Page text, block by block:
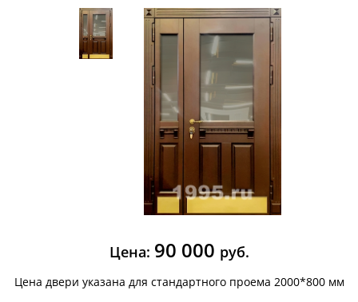
Цена: 90 000 руб.
Цена двери указана для стандартного проема 2000*800 мм